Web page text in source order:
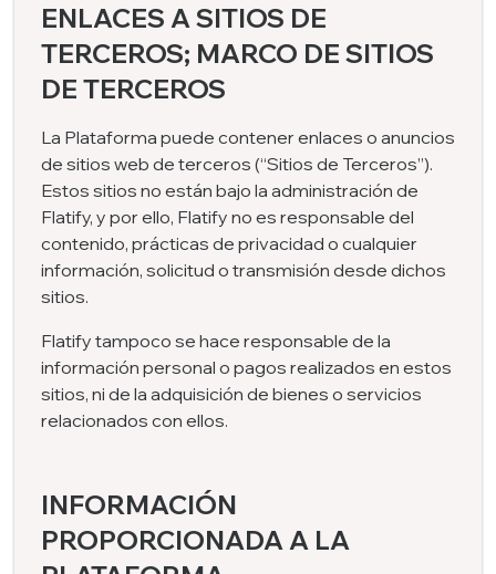
ENLACES A SITIOS DE
TERCEROS; MARCO DE SITIOS
DE TERCEROS
La Plataforma puede contener enlaces o anuncios
de sitios web de terceros (“Sitios de Terceros”).
Estos sitios no están bajo la administración de
Flatify, y por ello, Flatify no es responsable del
contenido, prácticas de privacidad o cualquier
información, solicitud o transmisión desde dichos
sitios.
Flatify tampoco se hace responsable de la
información personal o pagos realizados en estos
sitios, ni de la adquisición de bienes o servicios
relacionados con ellos.
INFORMACIÓN
PROPORCIONADA A LA